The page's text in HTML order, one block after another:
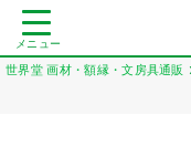
メニュー
世界堂 画材・額縁・文房具通販